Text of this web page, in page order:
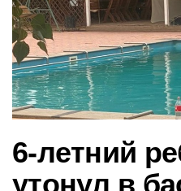
6-летний
утонул в